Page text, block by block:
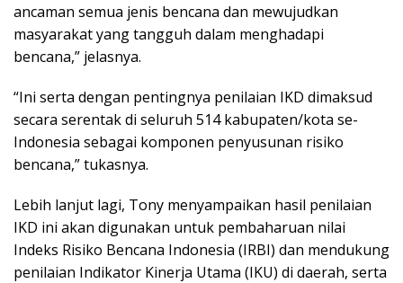
ancaman semua jenis bencana dan mewujudkan
masyarakat yang tangguh dalam menghadapi
bencana,” jelasnya.
“Ini serta dengan pentingnya penilaian IKD dimaksud
secara serentak di seluruh 514 kabupaten/kota se-
Indonesia sebagai komponen penyusunan risiko
bencana,” tukasnya.
Lebih lanjut lagi, Tony menyampaikan hasil penilaian
IKD ini akan digunakan untuk pembaharuan nilai
Indeks Risiko Bencana Indonesia (IRBI) dan mendukung
penilaian Indikator Kinerja Utama (IKU) di daerah, serta